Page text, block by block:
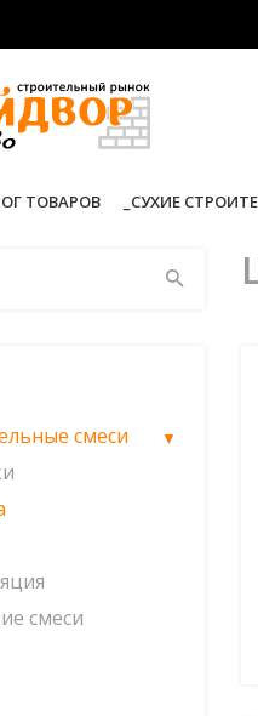
ТОВАРОВ СУХИЕ
смеси
смеси